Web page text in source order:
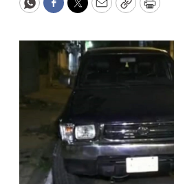
WhatsApp
Facebook
Twitter
EmailCopyPrint